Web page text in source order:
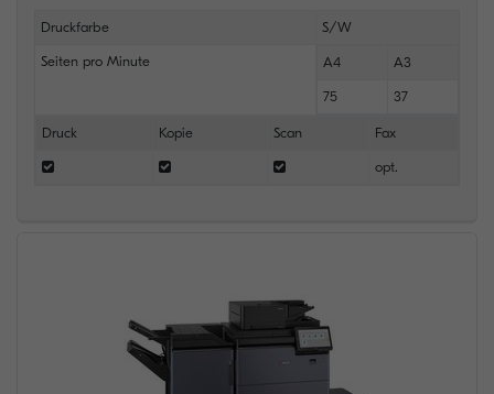
Druckfarbe S/W
Seiten pro Minute A4 A3
75 37
Druck Kopie Scan Fax
opt.